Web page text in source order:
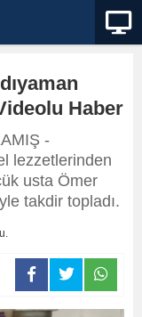
Haber
-
lezzetlerinden
usta Ömer
takdir topladı.